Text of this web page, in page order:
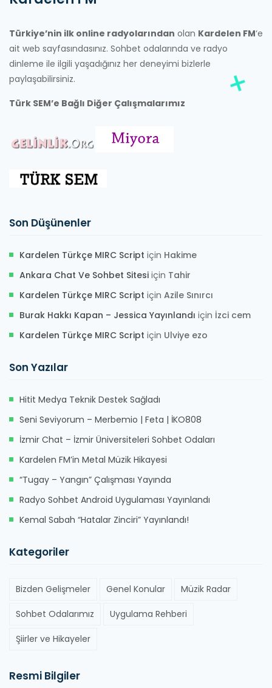
Türkiye’nin ilk online radyolarından olan Kardelen FM‘e
ait web sayfasındasınız. Sohbet odalarında ve radyo
dinleme ile ilgili yaşadığınız her deneyimi bizlerle
paylaşabilirsiniz.
Türk SEM’e Bağlı Diğer Çalışmalarımız
Son Düşünenler
Kardelen Türkçe MIRC Script için Hakime
Ankara Chat Ve Sohbet Sitesi için Tahir
Kardelen Türkçe MIRC Script için Azile Sınırcı
Burak Hakkı Kapan – Jessica Yayınlandı için İzci cem
Kardelen Türkçe MIRC Script için Ulviye ezo
Son Yazılar
Hitit Medya Teknik Destek Sağladı
Seni Seviyorum – Merbemio | Feta | İKO808
İzmir Chat – İzmir Üniversiteleri Sohbet Odaları
Kardelen FM’in Metal Müzik Hikayesi
“Tugay – Yangın” Çalışması Yayında
Radyo Sohbet Android Uygulaması Yayınlandı
Kemal Sabah “Hatalar Zinciri” Yayınlandı!
Kategoriler
Bizden Gelişmeler Genel Konular Müzik Radar
Sohbet Odalarımız Uygulama Rehberi
Şiirler ve Hikayeler
Resmi Bilgiler